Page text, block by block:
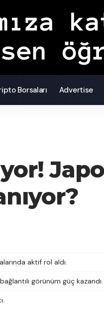
Borsaları Advertise
aktif rol aldı.
görünüm güç kazandı.